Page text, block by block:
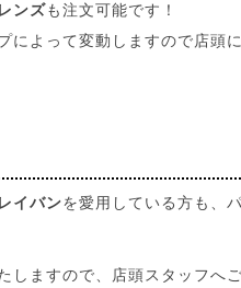
ンズも注文可能です！
よって変動しますので店頭
イバンを愛用している方も、
ますので、店頭スタッフへ